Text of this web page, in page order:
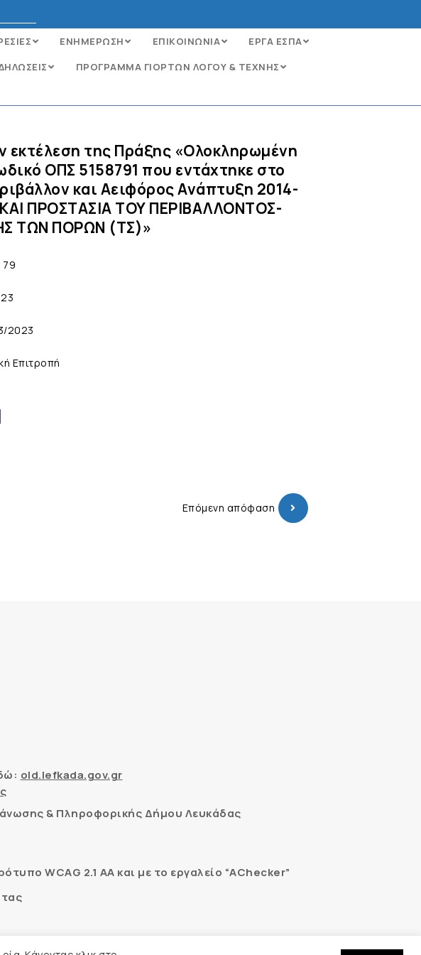
ΕΝΗΜΕΡΩΣΗ ΕΠΙΚΟΙΝΩΝΙΑ
ΕΡΓΑ ΕΣΠΑ
ΠΡΟΓΡΑΜΜΑ ΓΙΟΡΤΩΝ ΛΟΓΟΥ & ΤΕΧΝΗΣ
της Πράξης «Ολοκληρωμένη
ΟΠΣ 5158791 που εντάχτηκε στο
και Αειφόρος Ανάπτυξη 2014-
ΠΡΟΣΤΑΣΙΑ ΤΟΥ ΠΕΡΙΒΑΛΛΟΝΤΟΣ-
ΤΩΝ ΠΟΡΩΝ (ΤΣ)»
79
2023
Επιτροπή
Επόμενη απόφαση
old.lefkada.gov.gr
& Πληροφορικής Δήμου Λευκάδας
WCAG 2.1 AA και με το εργαλείο “AChecker”